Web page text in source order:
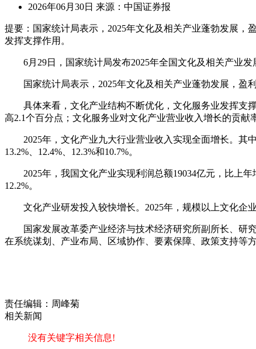
2026年06月30日 来源：中国证券报
提要： 国家统计局表示，2025年文化及相关产业蓬勃发展
发挥支撑作用。
6月29日，国家统计局发布2025年全国文化及相关产业
国家统计局表示，2025年文化及相关产业蓬勃发展，盈
具体来看，文化产业结构不断优化，文化服务业发挥支
高2.1个百分点；文化服务业对文化产业营业收入增长的贡献
2025年，文化产业九大行业营业收入实现全面增长。
13.2%、12.4%、12.3%和10.7%。
2025年，我国文化产业实现利润总额19034亿元，比上
12.2%。
文化产业研发投入较快增长。2025年，规模以上文化企
国家发展改革委产业经济与技术经济研究所副所长、研
在系统谋划、产业布局、区域协作、要素保障、政策支持等
责任编辑：周峰菊
相关新闻
没有关键字相关信息!